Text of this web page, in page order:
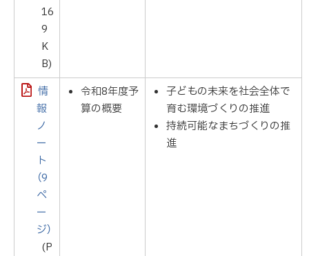
16
9
K
B)
情
報
ノ
ー
ト
（9
ペ
ー
ジ）
(P
令和8年度予
算の概要
子どもの未来を社会全体で
育む環境づくりの推進
持続可能なまちづくりの推
進